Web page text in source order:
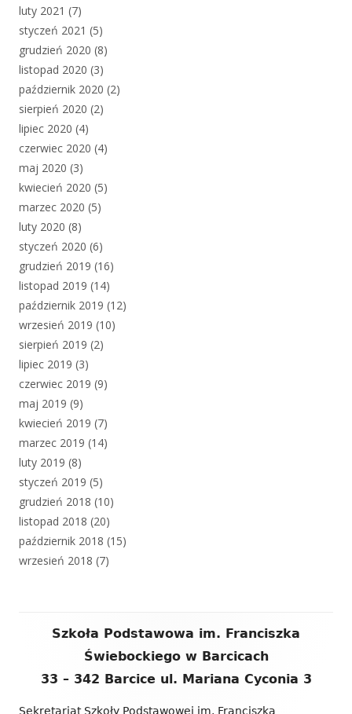
luty 2021 (7)
styczeń 2021 (5)
grudzień 2020 (8)
listopad 2020 (3)
październik 2020 (2)
sierpień 2020 (2)
lipiec 2020 (4)
czerwiec 2020 (4)
maj 2020 (3)
kwiecień 2020 (5)
marzec 2020 (5)
luty 2020 (8)
styczeń 2020 (6)
grudzień 2019 (16)
listopad 2019 (14)
październik 2019 (12)
wrzesień 2019 (10)
sierpień 2019 (2)
lipiec 2019 (3)
czerwiec 2019 (9)
maj 2019 (9)
kwiecień 2019 (7)
marzec 2019 (14)
luty 2019 (8)
styczeń 2019 (5)
grudzień 2018 (10)
listopad 2018 (20)
październik 2018 (15)
wrzesień 2018 (7)
Zawartość
Szkoła Podstawowa im. Franciszka
Świebockiego w Barcicach
33 – 342 Barcice ul. Mariana Cyconia 3
Sekretariat Szkoły Podstawowej im. Franciszka